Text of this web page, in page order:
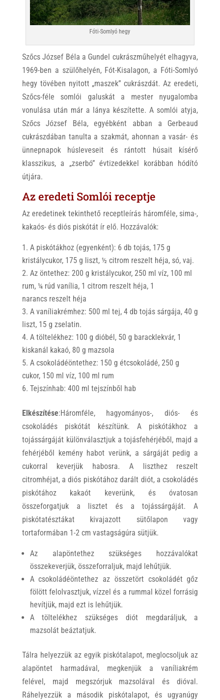
Fóti-Somlyó hegy
Szőcs József Béla a Gundel cukrászműhelyét elhagyva,
1969-ben a szülőhelyén, Fót-Kisalagon, a Fóti-Somlyó
hegy tövében nyitott „maszek” cukrászdát. Az eredeti,
Szőcs-féle somlói galuskát a mester nyugalomba
vonulása után már a lánya készítette. A somlói atyja,
Szőcs József Béla, egyébként abban a Gerbeaud
cukrászdában tanulta a szakmát, ahonnan a vasár- és
ünnepnapok húsleveseit és rántott húsait kísérő
klasszikus, a „zserbó” évtizedekkel korábban hódító
útjára.
Az eredeti Somlói receptje
Az eredetinek tekinthető receptleírás háromféle, sima-,
kakaós- és diós piskótát ír elő. Hozzávalók:
A piskótákhoz (egyenként): 6 db tojás, 175 g
kristálycukor, 175 g liszt, ½ citrom reszelt héja, só, vaj.
Az öntethez: 200 g kristálycukor, 250 ml víz, 100 ml
rum, ¼ rúd vanília, 1 citrom reszelt héja, 1
narancs reszelt héja
A vaníliakrémhez: 500 ml tej, 4 db tojás sárgája, 40 g
liszt, 15 g zselatin.
A töltelékhez: 100 g dióbél, 50 g baracklekvár, 1
kiskanál kakaó, 80 g mazsola
A csokoládéöntethez: 150 g étcsokoládé, 250 g
cukor, 150 ml víz, 100 ml rum
Tejszínhab: 400 ml tejszínből hab
Elkészítése:Háromféle, hagyományos-, diós- és
csokoládés piskótát készítünk. A piskótákhoz a
tojássárgáját különválasztjuk a tojásfehérjéből, majd a
fehérjéből kemény habot verünk, a sárgáját pedig a
cukorral keverjük habosra. A liszthez reszelt
citromhéjat, a diós piskótához darált diót, a csokoládés
piskótához kakaót keverünk, és óvatosan
összeforgatjuk a lisztet és a tojássárgáját. A
piskótatésztákat kivajazott sütőlapon vagy
tortaformában 1-2 cm vastagságúra sütjük.
Az alapöntethez szükséges hozzávalókat
összekeverjük, összeforraljuk, majd lehűtjük.
A csokoládéöntethez az összetört csokoládét gőz
fölött felolvasztjuk, vízzel és a rummal közel forrásig
hevítjük, majd ezt is lehűtjük.
A töltelékhez
szükséges diót megdaráljuk, a
mazsolát beáztatjuk.
Tálra helyezzük az egyik piskótalapot, meglocsoljuk az
alapöntet harmadával, megkenjük a vaníliakrém
felével, majd megszórjuk mazsolával és dióval.
Ráhelyezzük a második piskótalapot, és ugyanúgy